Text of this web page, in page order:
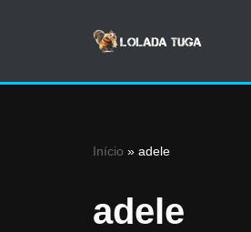
Início » adele
adele